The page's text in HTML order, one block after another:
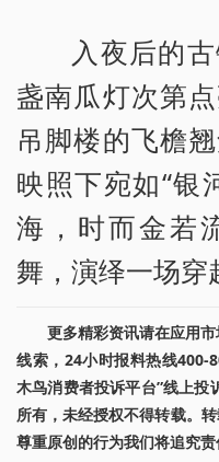
入夜后的
盏南瓜灯次第
吊脚楼的飞檐
映照下宛如“银
海，时而金若
舞，演绎一场穿
更多精彩资讯请在应用
线索，24小时报料热线400-
木鸟消费者投诉平台”线上投
所有，未经授权不得转载。
尊重原创的行为我们将追究责